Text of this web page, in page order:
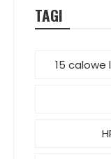
TAGI
15